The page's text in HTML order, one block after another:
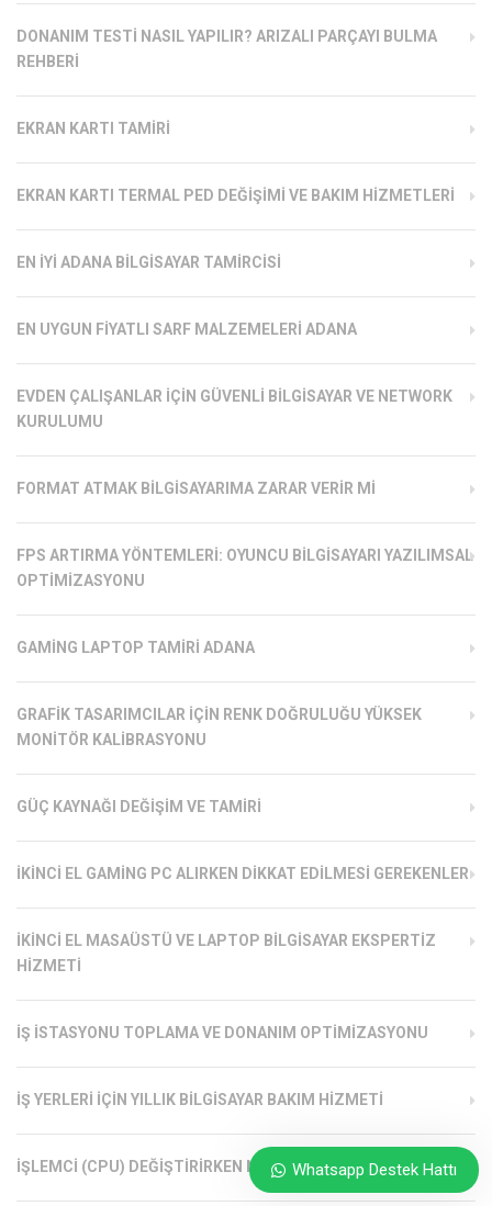
DONANIM TESTI NASIL YAPILIR? ARIZALI PARÇAYI BULMA
REHBERI
EKRAN KARTI TAMIRI
EKRAN KARTI TERMAL PED DEĞIŞIMI VE BAKIM HIZMETLERI
EN İYI ADANA BILGISAYAR TAMIRCISI
EN UYGUN FIYATLI SARF MALZEMELERI ADANA
EVDEN ÇALIŞANLAR İÇIN GÜVENLI BILGISAYAR VE NETWORK
KURULUMU
FORMAT ATMAK BILGISAYARIMA ZARAR VERIR MI
FPS ARTIRMA YÖNTEMLERI: OYUNCU BILGISAYARI YAZILIMSAL
OPTIMIZASYONU
GAMING LAPTOP TAMIRI ADANA
GRAFIK TASARIMCILAR İÇIN RENK DOĞRULUĞU YÜKSEK
MONITÖR KALIBRASYONU
GÜÇ KAYNAĞI DEĞIŞIM VE TAMIRI
İKINCI EL GAMING PC ALIRKEN DIKKAT EDILMESI GEREKENLER
İKINCI EL MASAÜSTÜ VE LAPTOP BILGISAYAR EKSPERTIZ
HIZMETI
İŞ İSTASYONU TOPLAMA VE DONANIM OPTIMIZASYONU
İŞ YERLERI İÇIN YILLIK BILGISAYAR BAKIM HIZMETI
İŞLEMCI (CPU) DEĞIŞTIRIRKEN NELERE DIKKAT EDILMELI?
Whatsapp Destek Hattı